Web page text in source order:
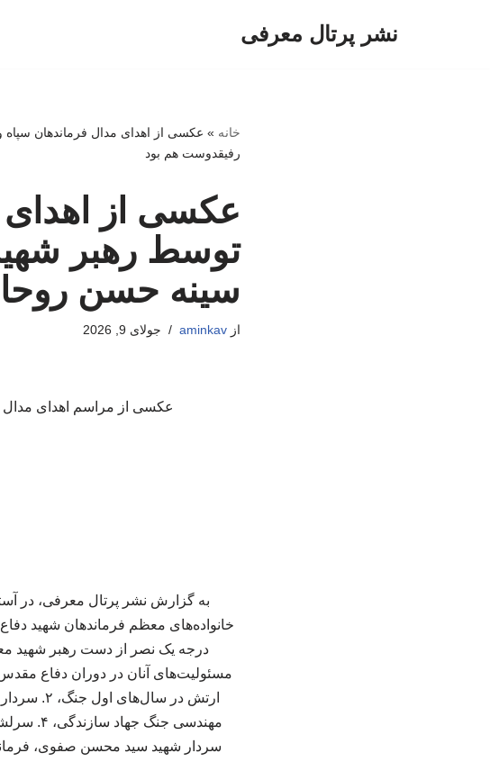
نشر پرتال معرفی
خانه » عکسی از اهدای مدال فرماندهان
رفیقدوست هم بود
عکسی از اهدای
توسط رهبر
سینه حسن
ازaminkav جولای 9, 2026
عکسی از مراسم اهدای مدال
درجه یک نصر از دست رهبر شهید